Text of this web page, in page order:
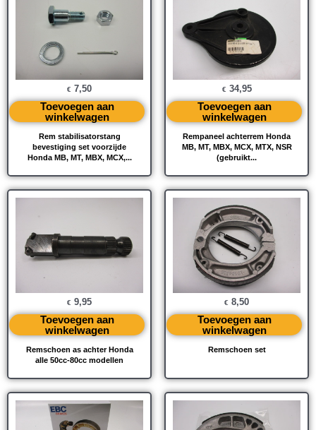
Rem stabilisatorstang
bevestiging set voorzijde
Honda MB, MT, MBX, MCX,...
€ 7,50
Toevoegen aan
winkelwagen
Rempaneel achterrem Honda
MB, MT, MBX, MCX, MTX, NSR
(gebruikt...
€ 34,95
Toevoegen aan
winkelwagen
Remschoen as achter Honda
alle 50cc-80cc modellen
€ 9,95
Toevoegen aan
winkelwagen
Remschoen set
€ 8,50
Toevoegen aan
winkelwagen